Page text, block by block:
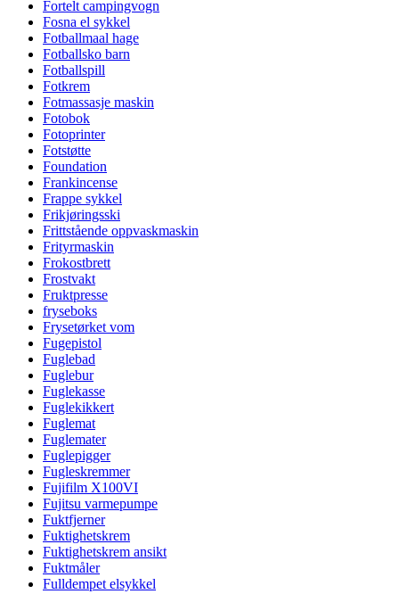
Fortelt campingvogn
Fosna el sykkel
Fotballmaal hage
Fotballsko barn
Fotballspill
Fotkrem
Fotmassasje maskin
Fotobok
Fotoprinter
Fotstøtte
Foundation
Frankincense
Frappe sykkel
Frikjøringsski
Frittstående oppvaskmaskin
Frityrmaskin
Frokostbrett
Frostvakt
Fruktpresse
fryseboks
Frysetørket vom
Fugepistol
Fuglebad
Fuglebur
Fuglekasse
Fuglekikkert
Fuglemat
Fuglemater
Fuglepigger
Fugleskremmer
Fujifilm X100VI
Fujitsu varmepumpe
Fuktfjerner
Fuktighetskrem
Fuktighetskrem ansikt
Fuktmåler
Fulldempet elsykkel